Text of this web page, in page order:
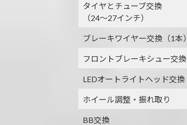
タイヤとチューブ交換
（24～27インチ）
ブレーキワイヤー交換（1本）
フロントブレーキシュー交換
LEDオートライトヘッド交換
ホイール調整・振れ取り
BB交換